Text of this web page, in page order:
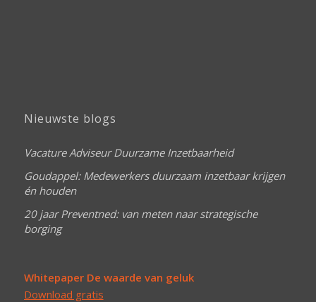
Nieuwste blogs
Vacature Adviseur Duurzame Inzetbaarheid
Goudappel: Medewerkers duurzaam inzetbaar krijgen
én houden
20 jaar Preventned: van meten naar strategische
borging
Whitepaper De waarde van geluk
Download gratis